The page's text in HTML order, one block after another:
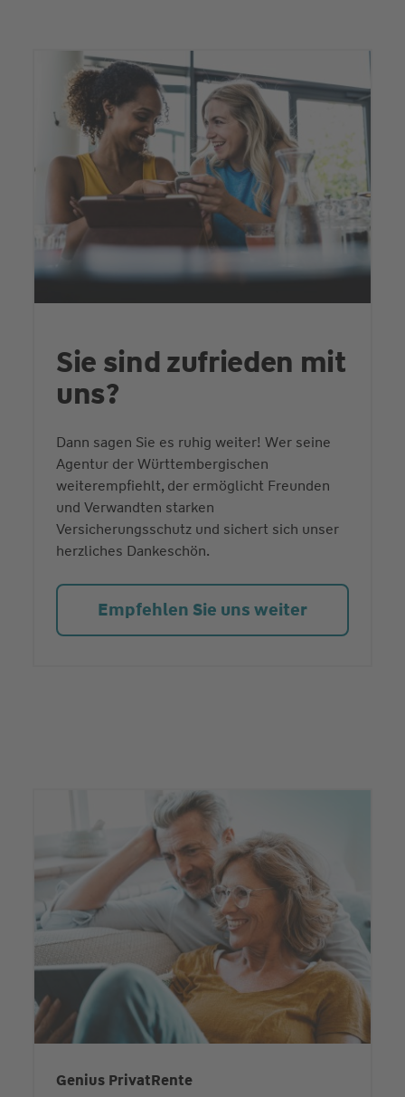
Sie sind zufrieden mit
uns?
Dann sagen Sie es ruhig weiter! Wer seine
Agentur der Württembergischen
weiterempfiehlt, der ermöglicht Freunden
und Verwandten starken
Versicherungsschutz und sichert sich unser
herzliches Dankeschön.
Empfehlen Sie uns weiter
Genius PrivatRente